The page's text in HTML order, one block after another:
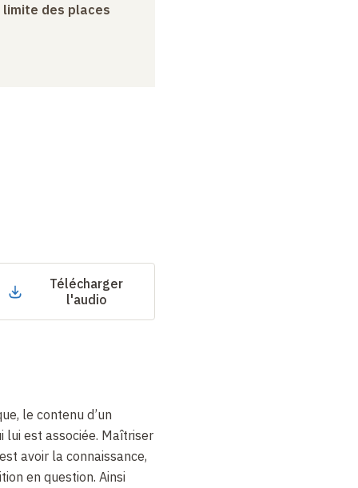
limite des places
Télécharger
l'audio
le contenu d’un
lui est associée. Maîtriser
avoir la connaissance,
en question. Ainsi